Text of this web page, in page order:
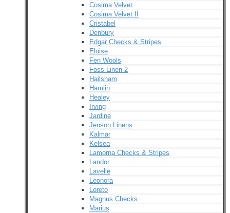
Cosima Velvet
Cosima Velvet II
Cristabel
Denbury
Edgar Checks & Stripes
Eloise
Fen Wools
Foss Linen 2
Hailsham
Hamlin
Healey
Irving
Jardine
Jenson Linens
Kalmar
Kelsea
Lamorna Checks & Stripes
Landor
Lavelle
Leonora
Loreto
Magnus Checks
Marius